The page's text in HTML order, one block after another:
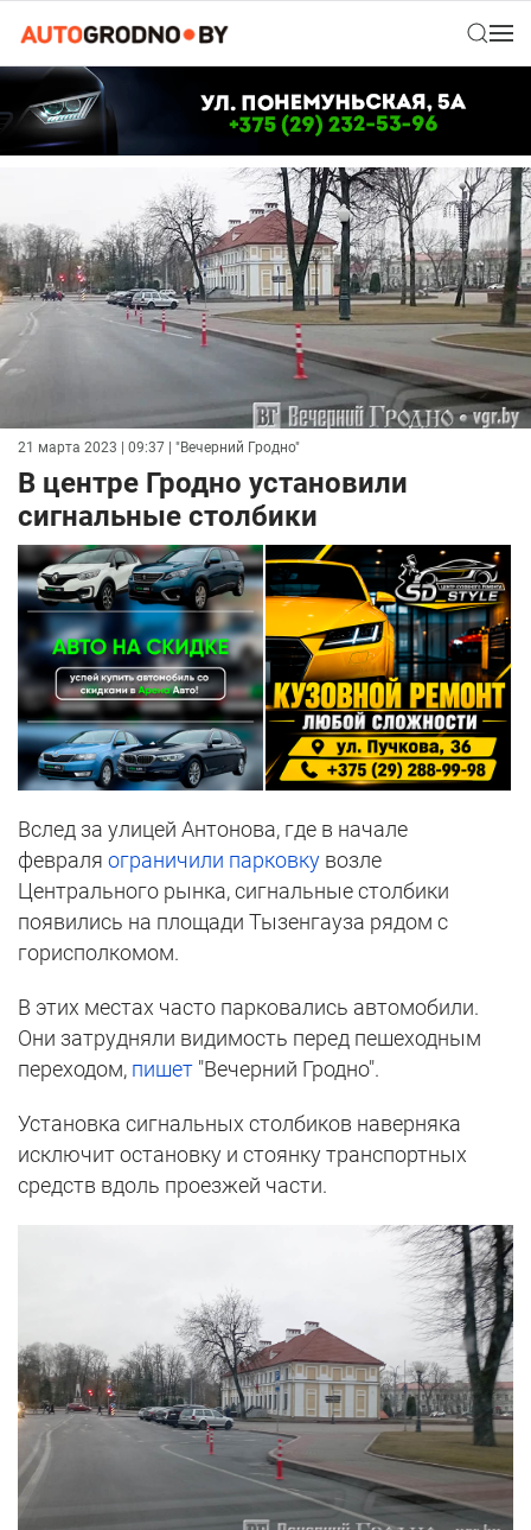
21 марта 2023 | 09:37 | "Вечерний Гродно"
В центре Гродно установили
сигнальные столбики
Вслед за улицей Антонова, где в начале
февраля ограничили парковку возле
Центрального рынка, сигнальные столбики
появились на площади Тызенгауза рядом с
горисполкомом.
В этих местах часто парковались автомобили.
Они затрудняли видимость перед пешеходным
переходом, пишет "Вечерний Гродно".
Установка сигнальных столбиков наверняка
исключит остановку и стоянку транспортных
средств вдоль проезжей части.